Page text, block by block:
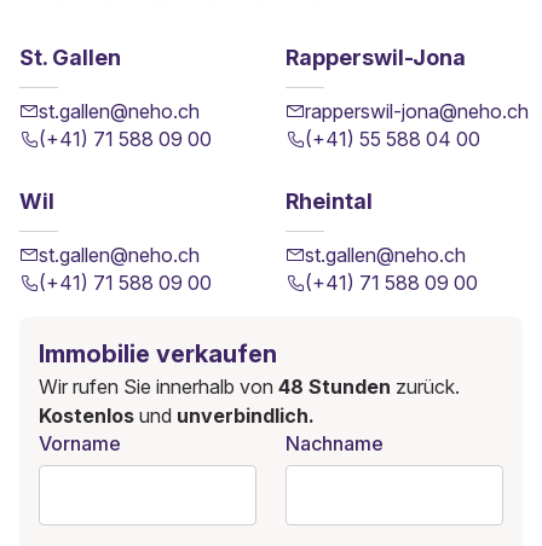
St. Gallen
st.gallen@neho.ch
(+41) 71 588 09 00
Rapperswil-Jona
rapperswil-jona@neho.ch
(+41) 55 588 04 00
Wil
st.gallen@neho.ch
(+41) 71 588 09 00
Rheintal
st.gallen@neho.ch
(+41) 71 588 09 00
Immobilie verkaufen
Wir rufen Sie innerhalb von 48 Stunden zurück.
Kostenlos und unverbindlich.
Vorname
Nachname